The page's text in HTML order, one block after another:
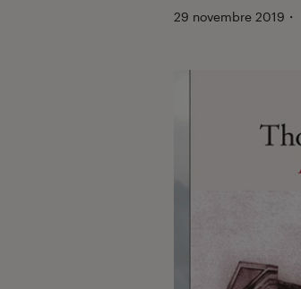
29 novembre 2019 ・